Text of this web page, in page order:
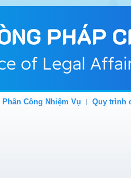
Phân Công Nhiệm Vụ Quy trình